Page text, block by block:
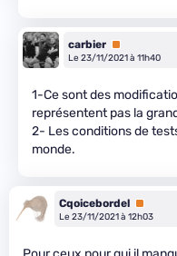
carbier Premium
Le 23/11/2021 à 11h40
1-Ce sont des
représentent pas la
2- Les conditions de
monde.
Cqoicebordel Premium
Le 23/11/2021 à 12h03